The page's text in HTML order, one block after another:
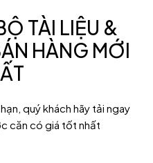
TÀI LIỆU &
HÀNG MỚI
quý khách hãy tải ngay
căn có giá tốt nhất